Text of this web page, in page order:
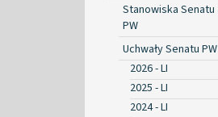
Stanowiska Senatu
PW
Uchwały Senatu PW
2026 - LI
2025 - LI
2024 - LI